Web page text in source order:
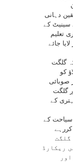
دہانی
سینیٹ کے
تعلیم
جائے
گلگت
کو
صوبائی
گلگت
کے
سیاحت کے
کررہے
باوجود گلگت
ریکارڈ